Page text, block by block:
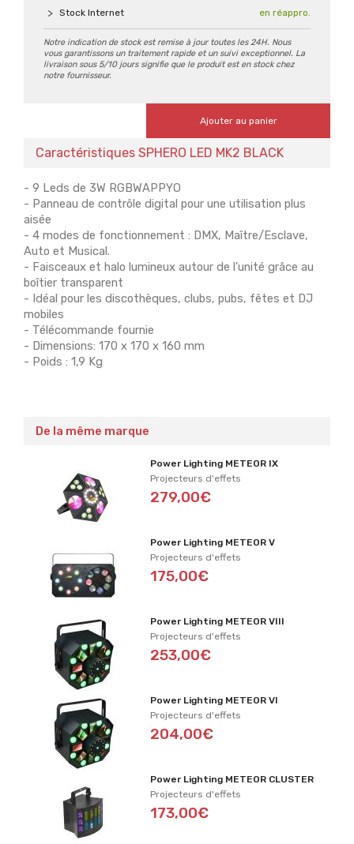
Stock Internet en réappro.
Notre indication de stock est remise à jour toutes les 24H. Nous
vous garantissons un traitement rapide et un suivi exceptionnel. La
livraison sous 5/10 jours signifie que le produit est en stock chez
notre fournisseur.
Ajouter au panier
Caractéristiques SPHERO LED MK2 BLACK
- 9 Leds de 3W RGBWAPPYO
- Panneau de contrôle digital pour une utilisation plus
aisée
- 4 modes de fonctionnement : DMX, Maître/Esclave,
Auto et Musical.
- Faisceaux et halo lumineux autour de l'unité grâce au
boîtier transparent
- Idéal pour les discothèques, clubs, pubs, fêtes et DJ
mobiles
- Télécommande fournie
- Dimensions: 170 x 170 x 160 mm
- Poids : 1,9 Kg
De la même marque
Power Lighting METEOR IX
Projecteurs d'effets
279,00€
Power Lighting METEOR V
Projecteurs d'effets
175,00€
Power Lighting METEOR VIII
Projecteurs d'effets
253,00€
Power Lighting METEOR VI
Projecteurs d'effets
204,00€
Power Lighting METEOR CLUSTER
Projecteurs d'effets
173,00€